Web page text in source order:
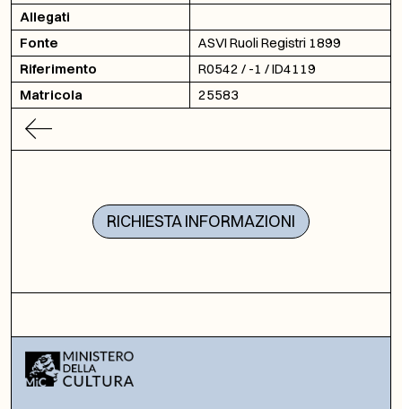
Allegati
Fonte
ASVI Ruoli Registri 1899
Riferimento
R0542 / -1 / ID4119
Matricola
25583
RICHIESTA INFORMAZIONI